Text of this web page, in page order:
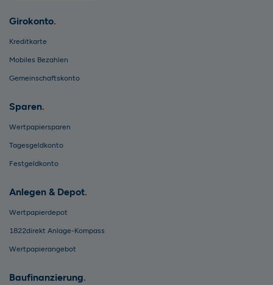
Girokonto
Kreditkarte
Mobiles Bezahlen
Gemeinschaftskonto
Sparen
Wertpapiersparen
Tagesgeldkonto
Festgeldkonto
Anlegen & Depot
Wertpapierdepot
1822direkt Anlage-Kompass
Wertpapierangebot
Baufinanzierung